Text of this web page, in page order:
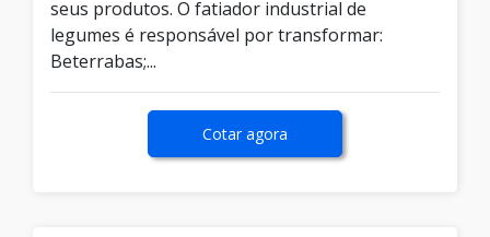
seus produtos. O fatiador industrial de
legumes é responsável por transformar:
Beterrabas;...
Cotar agora